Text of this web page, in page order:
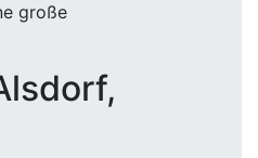
große